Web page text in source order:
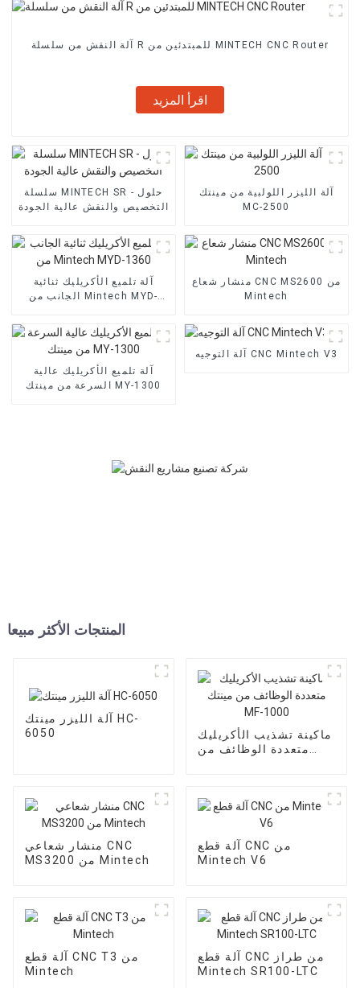
آلة النقش من سلسلة R للمبتدئين من MINTECH CNC Router
اقرأ المزيد
سلسلة MINTECH SR - حلول
التخصيص والنقش عالية الجودة
آلة الليزر اللولبية من مينتك
MC-2500
آلة تلميع الأكريليك ثنائية
الجانب من Mintech MYD-
منشار شعاع CNC MS2600 من
Mintech
آلة تلميع الأكريليك عالية
السرعة من مينتك MY-1300
آلة التوجيه CNC Mintech V3
المنتجات الأكثر مبيعا
آلة الليزر مينتك HC-
6050
ماكينة تشذيب الأكريليك
متعددة الوظائف من
منشار شعاعي CNC
MS3200 من Mintech
آلة قطع CNC من
Mintech V6
آلة قطع CNC T3 من
Mintech
آلة قطع CNC من طراز
Mintech SR100-LTC